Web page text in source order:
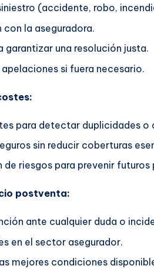
(accidente, robo,
la aseguradora.
garantizar una resolución justa.
si fuera necesario.
para detectar duplicidades o
sin reducir coberturas
riesgos para prevenir futuros
postventa:
ante cualquier duda o
en el sector asegurador.
mejores condiciones